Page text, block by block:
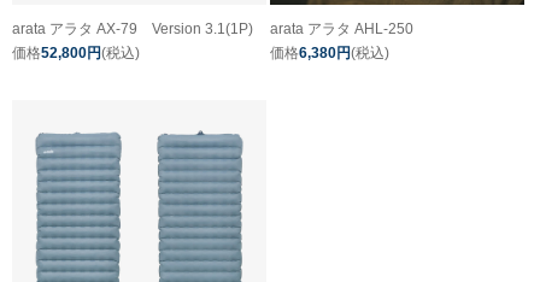
arata アラタ AX-79 Version 3.1(1P)
価格52,800円(税込)
arata アラタ AHL-250
価格6,380円(税込)